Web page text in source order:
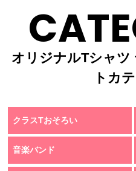
オリジナルTシャツ
トカ
クラスTおそろい
音楽バンド